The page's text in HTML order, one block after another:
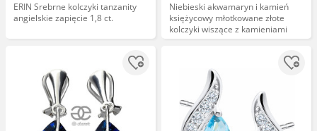
ERIN Srebrne kolczyki tanzanity
angielskie zapięcie 1,8 ct.
Niebieski akwamaryn i kamień
księżycowy młotkowane złote
kolczyki wiszące z kamieniami